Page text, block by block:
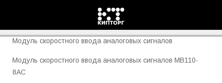
Модуль скоростного ввода аналоговых сигналов
Модуль скоростного ввода аналоговых сигналов МВ110-
8АС